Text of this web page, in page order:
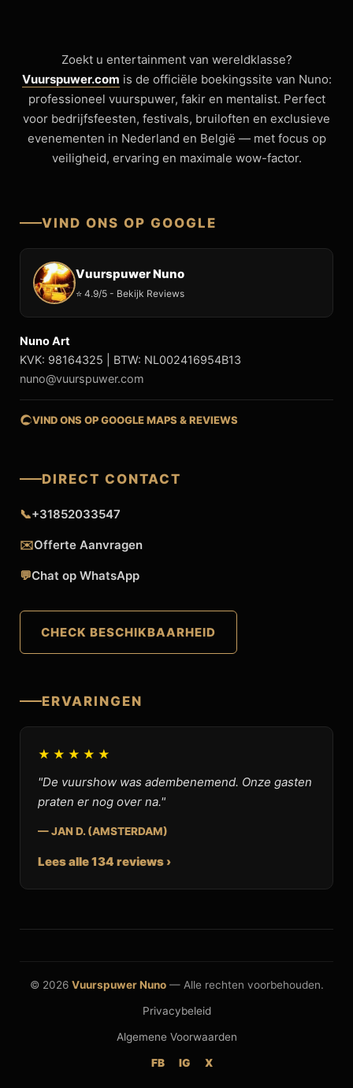
Zoekt u entertainment van wereldklasse?
Vuurspuwer.com is de officiële boekingssite van Nuno:
professioneel vuurspuwer, fakir en mentalist. Perfect
voor bedrijfsfeesten, festivals, bruiloften en exclusieve
evenementen in Nederland en België — met focus op
veiligheid, ervaring en maximale wow-factor.
VIND ONS OP GOOGLE
Vuurspuwer Nuno
⭐ 4.9/5 - Bekijk Reviews
Nuno Art
KVK: 98164325 | BTW: NL002416954B13
nuno@vuurspuwer.com
VIND ONS OP GOOGLE MAPS & REVIEWS
DIRECT CONTACT
📞+31852033547
✉️Offerte Aanvragen
💬Chat op WhatsApp
CHECK BESCHIKBAARHEID
ERVARINGEN
★★★★★
"De vuurshow was adembenemend. Onze gasten
praten er nog over na."
— JAN D. (AMSTERDAM)
Lees alle 134 reviews ›
© 2026 Vuurspuwer Nuno— Alle rechten voorbehouden.
Privacybeleid
Algemene Voorwaarden
FB IG X